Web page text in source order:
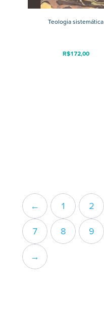
Teologia sistemática
R$172,00
← 1 2
7
8 9
→